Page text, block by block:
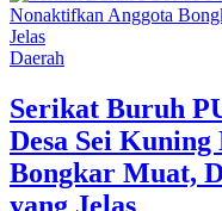
Daerah
Serikat Buruh
Desa Sei
Bongkar Muat,
yang Jelas